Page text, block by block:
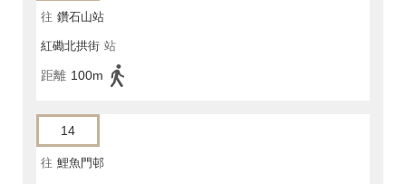
往 鑽石山站
紅磡北拱街 站
距離 100m
14
往 鯉魚門邨